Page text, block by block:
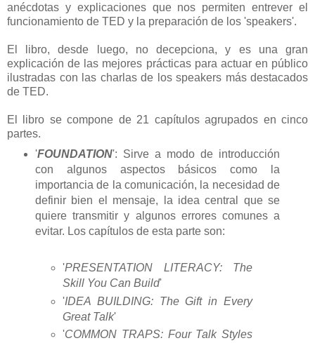
anécdotas y explicaciones que nos permiten entrever el
funcionamiento de TED y la preparación de los 'speakers'.
El libro, desde luego, no decepciona, y es una gran
explicación de las mejores prácticas para actuar en público
ilustradas con las charlas de los speakers más destacados
de TED.
El libro se compone de 21 capítulos agrupados en cinco
partes.
'FOUNDATION': Sirve a modo de introducción
con algunos aspectos básicos como la
importancia de la comunicación, la necesidad de
definir bien el mensaje, la idea central que se
quiere transmitir y algunos errores comunes a
evitar. Los capítulos de esta parte son:
'PRESENTATION LITERACY: The
Skill You Can Build'
'IDEA BUILDING: The Gift in Every
Great Talk'
'COMMON TRAPS: Four Talk Styles